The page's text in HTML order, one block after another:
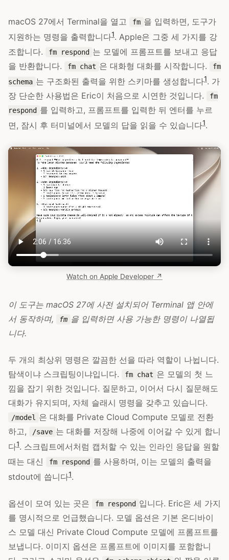
macOS 27에서 Terminal을 열고 fm 을 입력하면, 도구가
지원하는 명령을 출력합니다1. Apple은 그중 세 가지를 강
조합니다.
fm respond 는 모델에 프롬프트를 보내고 응답
을 반환합니다.
fm chat 은 대화형 대화를 시작합니다.
fm
schema 는 구조화된 출력을 위한 스키마를 생성합니다1. 가
장 단순한 사용법은 Eric이 처음으로 시연한 것입니다.
fm
respond 를 입력하고, 프롬프트를 입력한 뒤 엔터를 누르
면, 잠시 후 터미널에서 모델의 답을 읽을 수 있습니다1.
Watch on Apple Developer ↗
이 도구는 macOS 27에 사전 설치되어 Terminal 앱 안에
서 동작하며,
fm 을 입력하면 사용 가능한 명령이 나열됩
니다.
두 개의 최상위 명령은 깔끔한 선을 따라 역할이 나뉩니다.
탐색이냐 스크립팅이냐입니다.
fm chat 은 모델의 첫 느
낌을 잡기 위한 것입니다. 질문하고, 이어서 다시 질문해도
대화가 유지되며, 자체 슬래시 명령을 갖추고 있습니다.
/model 은 대화를 Private Cloud Compute 모델로 전환
하고,
/save 는 대화를 저장해 나중에 이어갈 수 있게 합니
다1. 스크립트에서처럼 캡처할 수 있는 인라인 응답을 원할
때는 대신
fm respond 를 사용하며, 이는 모델의 출력을
stdout에 씁니다1.
옵션이 모여 있는 곳은 fm respond 입니다. Eric은 세 가지
를 명시적으로 언급했습니다. 모델 옵션은 기본 온디바이
스 모델 대신 Private Cloud Compute 모델에 프롬프트를
보냅니다. 이미지 옵션은 프롬프트에 이미지를 포함합니